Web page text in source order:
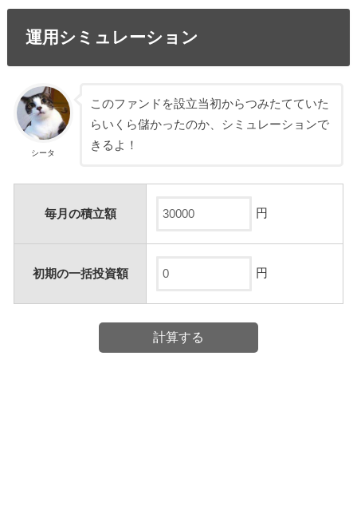
運用シミュレーション
シータ
このファンドを設立当初からつみたてていた
らいくら儲かったのか、シミュレーションで
きるよ！
毎月の積立額 円
初期の一括投資額 円